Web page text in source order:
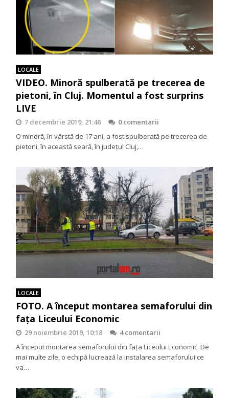
LOCALE
VIDEO. Minoră spulberată pe trecerea de
pietoni, în Cluj. Momentul a fost surprins
LIVE
7 decembrie 2019, 21:46
0 comentarii
O minoră, în vârstă de 17 ani, a fost spulberată pe trecerea de
pietoni, în această seară, în județul Cluj,…
LOCALE
FOTO. A început montarea semaforului din
fața Liceului Economic
29 noiembrie 2019, 10:18
4 comentarii
A început montarea semaforului din fața Liceului Economic. De
mai multe zile, o echipă lucrează la instalarea semaforului ce
va…